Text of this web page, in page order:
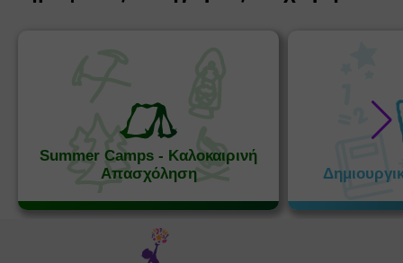
Summer Camps - Καλοκαιρινή
Απασχόληση